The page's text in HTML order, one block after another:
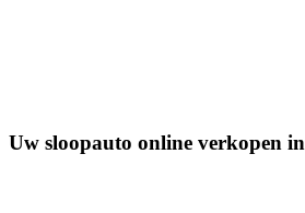
Uw sloopauto online verkopen in